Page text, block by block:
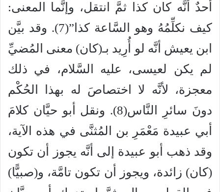
أحدٌ أنَّه كان كذا ثمَّ انتقل، وإنَّما المعنى:
كيف نكلِّمُهُ وهو السَّاعة كذا”(7). وقد بيَّن
ابن يعيش أنَّه لو أُرِيد بـ(كان) معنى المُضيِّ
لم يكن لعيسى، عليه السَّلام، في ذلك
معجزة، لأنَّه لا اختصاصَ له بهذا الحُكْم
دونَ سائرِ النَّاس(8). ونقل أبو حيَّان كلامَ
أبي عبيدة مَعْمَرِ بن المُثنَّى في هذه الآية،
وقد ذهب أبو عبيدة إلى أنَّه يجوز أن تكون
(كان) زائدة، ويجوز أن تكون تامَّة، و(صبيًّا)